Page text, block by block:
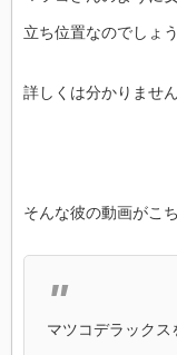
立ち位置なのでしょ
詳しくは分かりません
そんな彼の動画がこ
マツコデラック